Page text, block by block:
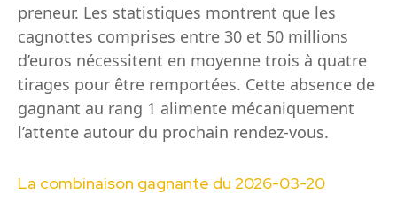
preneur. Les statistiques montrent que les
cagnottes comprises entre 30 et 50 millions
d’euros nécessitent en moyenne trois à quatre
tirages pour être remportées. Cette absence de
gagnant au rang 1 alimente mécaniquement
l’attente autour du prochain rendez-vous.
La combinaison gagnante du 2026-03-20